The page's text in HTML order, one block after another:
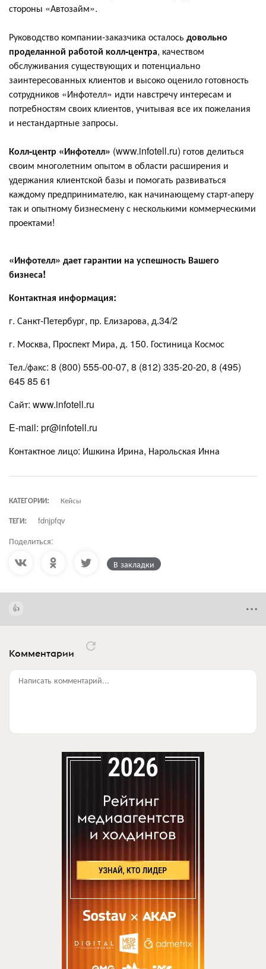
стороны «Автозайм».
Руководство компании-заказчика осталось довольно
проделанной работой колл-центра, качеством
обслуживания существующих и потенциально
заинтересованных клиентов и высоко оценило готовность
сотрудников «Инфотелл» идти навстречу интересам и
потребностям своих клиентов, учитывая все их пожелания
и нестандартные запросы.
Колл-центр «Инфотелл» (www.infotell.ru) готов делиться
своим многолетним опытом в области расширения и
удержания клиентской базы и помогать развиваться
каждому предпринимателю, как начинающему старт-аперу
так и опытному бизнесмену с несколькими коммерческими
проектами!
«Инфотелл» дает гарантии на успешность Вашего
бизнеса!
Контактная информация:
г. Санкт-Петербург, пр. Елизарова, д.34/2
г. Москва, Проспект Мира, д. 150. Гостиница Космос
Тел./факс: 8 (800) 555-00-07, 8 (812) 335-20-20, 8 (495)
645 85 61
Сайт: www.infotell.ru
E-mail: pr@infotell.ru
Контактное лицо: Ишкина Ирина, Нарольская Инна
КАТЕГОРИИ:
Кейсы
ТЕГИ:
fdnjpfqv
Поделиться:
В закладки
Комментарии
Написать комментарий...